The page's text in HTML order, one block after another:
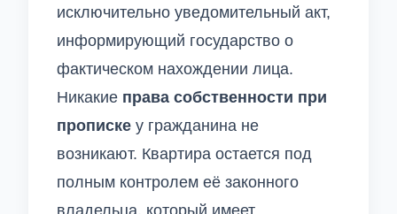
исключительно уведомительный акт,
информирующий государство о
фактическом нахождении лица.
Никакие права собственности при
прописке у гражданина не
возникают. Квартира остается под
полным контролем её законного